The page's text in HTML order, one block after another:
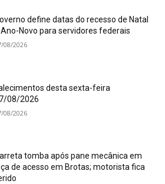
define datas do recesso de Natal
Novo para servidores federais
08/2026
desta sexta-feira
08/2026
08/2026
tomba após pane mecânica em
de acesso em Brotas; motorista fica